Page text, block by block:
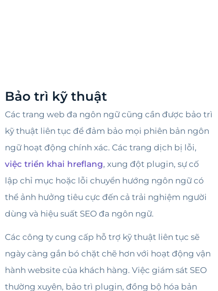
Bảo trì kỹ thuật
Các trang web đa ngôn ngữ cũng cần được bảo trì
kỹ thuật liên tục để đảm bảo mọi phiên bản ngôn
ngữ hoạt động chính xác. Các trang dịch bị lỗi,
việc triển khai hreflang, xung đột plugin, sự cố
lập chỉ mục hoặc lỗi chuyển hướng ngôn ngữ có
thể ảnh hưởng tiêu cực đến cả trải nghiệm người
dùng và hiệu suất SEO đa ngôn ngữ.
Các công ty cung cấp hỗ trợ kỹ thuật liên tục sẽ
ngày càng gắn bó chặt chẽ hơn với hoạt động vận
hành website của khách hàng. Việc giám sát SEO
thường xuyên, bảo trì plugin, đồng bộ hóa bản